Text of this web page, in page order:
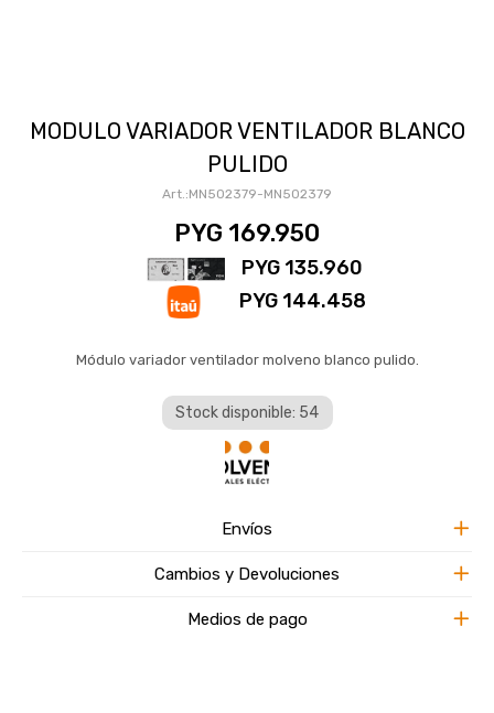
MODULO VARIADOR VENTILADOR BLANCO
PULIDO
MN502379-MN502379
PYG 169.950
PYG 135.960
PYG 144.458
Módulo variador ventilador molveno blanco pulido.
Stock disponible: 54
Envíos
Cambios y Devoluciones
Medios de pago